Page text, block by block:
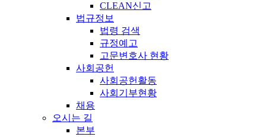
CLEAN신고
법규정보
법령 검색
규정예고
고문변호사 현황
사회공헌
사회공헌활동
사회기부현황
채용
오시는 길
본부